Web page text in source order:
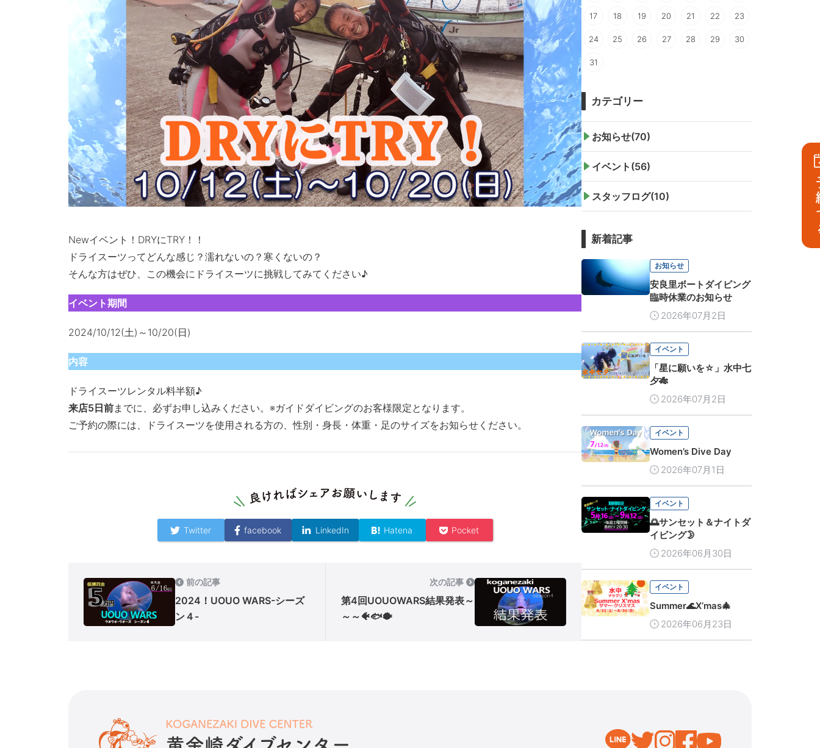
Newイベント！DRYにTRY！！
ドライスーツってどんな感じ？濡れないの？寒くないの？
そんな方はぜひ、この機会にドライスーツに挑戦してみてください♪
イベント期間
2024/10/12(土)～10/20(日)
内容
ドライスーツレンタル料半額♪
来店5日前までに、必ずお申し込みください。※ガイドダイビングのお客様限定となります。
ご予約の際には、ドライスーツを使用される方の、性別・身長・体重・足のサイズをお知らせください。
Twitter facebook LinkedIn Hatena Pocket
前の記事
2024！UOUO WARS-シーズ
ン４-
次の記事
第4回UOUOWARS結果発表～
～～🐠🐟🐡
17 18 19 20 21 22 23
24 25 26 27 28 29 30
31
カテゴリー
お知らせ(70)
イベント(56)
スタッフログ(10)
新着記事
お知らせ
安良里ボートダイビング
臨時休業のお知らせ
2026年07月2日
イベント
「星に願いを☆」水中七
夕🎋
2026年07月2日
イベント
Women’s Dive Day
2026年07月1日
イベント
🌅サンセット＆ナイトダ
イビング🌛
2026年06月30日
イベント
Summer🌊X’mas🎄
2026年06月23日